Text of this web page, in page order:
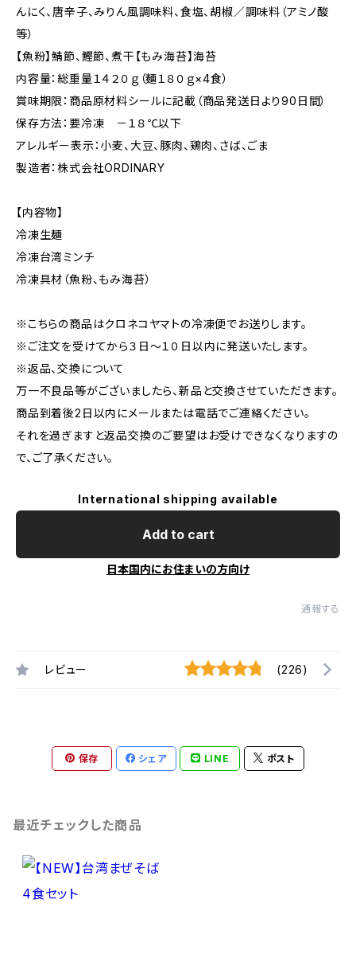
んにく、唐辛子、みりん風調味料、食塩、胡椒／調味料（アミノ酸
等）
【魚粉】鯖節、鰹節、煮干【もみ海苔】海苔
内容量：総重量１４２０ｇ（麺１８０ｇ×4食）
賞味期限：商品原材料シールに記載（商品発送日より90日間）
保存方法：要冷凍 －１８℃以下
アレルギー表示：小麦、大豆、豚肉、鶏肉、さば、ごま
製造者：株式会社ORDINARY
【内容物】
冷凍生麺
冷凍台湾ミンチ
冷凍具材（魚粉、もみ海苔）
※こちらの商品はクロネコヤマトの冷凍便でお送りします。
※ご注文を受けてから３日～１０日以内に発送いたします。
※返品、交換について
万一不良品等がございましたら、新品と交換させていただきます。
商品到着後2日以内にメールまたは電話でご連絡ください。
それを過ぎますと返品交換のご要望はお受けできなくなりますの
で、ご了承ください。
International shipping available
Add to cart
日本国内にお住まいの方向け
通報する
レビュー (226)
保存 シェア LINE ポスト
最近チェックした商品